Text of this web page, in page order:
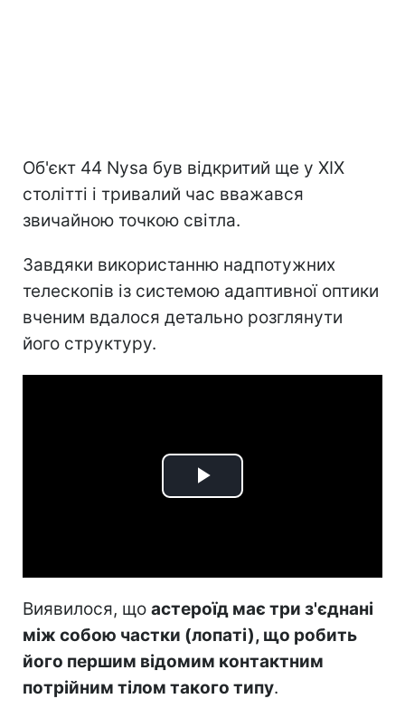
Об'єкт 44 Nysa був відкритий ще у XIX
столітті і тривалий час вважався
звичайною точкою світла.
Завдяки використанню надпотужних
телескопів із системою адаптивної оптики
вченим вдалося детально розглянути
його структуру.
Play
Виявилося, що астероїд має три з'єднані
між собою частки (лопаті), що робить
його першим відомим контактним
потрійним тілом такого типу.